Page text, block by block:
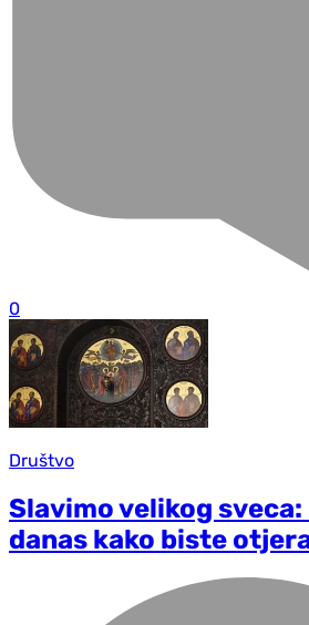
0
Društvo
Slavimo velikog
danas kako biste